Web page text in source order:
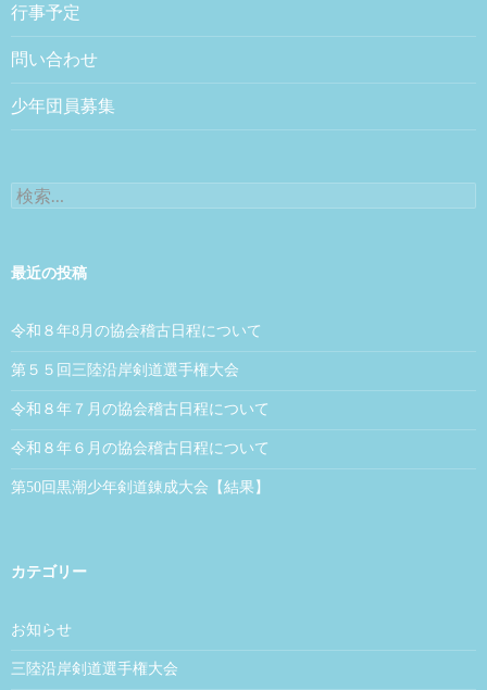
行事予定
問い合わせ
少年団員募集
検索:
最近の投稿
令和８年8月の協会稽古日程について
第５５回三陸沿岸剣道選手権大会
令和８年７月の協会稽古日程について
令和８年６月の協会稽古日程について
第50回黒潮少年剣道錬成大会【結果】
カテゴリー
お知らせ
三陸沿岸剣道選手権大会